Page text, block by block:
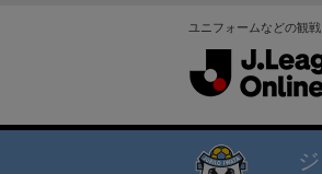
ユニフォームなどの観